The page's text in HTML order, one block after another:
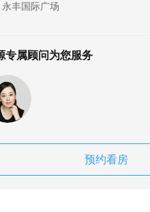
永丰国际广场
专属顾问为您服务
预约看房